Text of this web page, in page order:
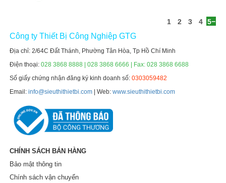
1 2 3 4 5
Công ty Thiết Bị Công Nghiệp GTG
Địa chỉ: 2/64C Đất Thánh, Phường Tân Hòa, Tp Hồ Chí Minh
Điện thoại:028 3868 8888 | 028 3868 6666 | Fax: 028 3868 6688
Số giấy chứng nhận đăng ký kinh doanh số:0303059482
Email:info@sieuthithietbi.com | Web:www.sieuthithietbi.com
CHÍNH SÁCH BÁN HÀNG
Bảo mật thông tin
Chính sách vận chuyển